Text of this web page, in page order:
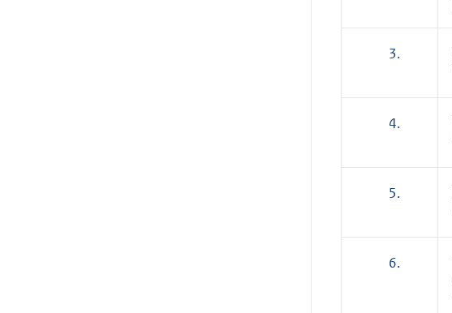
3.
4.
5.
6.